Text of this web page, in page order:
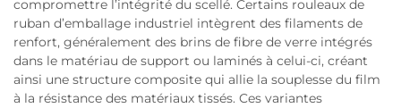
compromettre l’intégrité du scellé. Certains rouleaux de
ruban d’emballage industriel intègrent des filaments de
renfort, généralement des brins de fibre de verre intégrés
dans le matériau de support ou laminés à celui-ci, créant
ainsi une structure composite qui allie la souplesse du film
à la résistance des matériaux tissés. Ces variantes